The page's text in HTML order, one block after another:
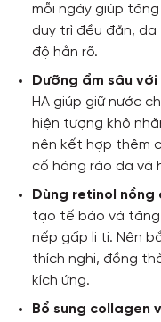
mỗi ngày giúp
duy trì đều đặn,
độ hằn rõ.
Dưỡng ẩm sâu
HA giúp giữ nước
hiện tượng khô
nên kết hợp thêm
cố hàng rào da và
Dùng retinol nồng
tạo tế bào và tăng
nếp gấp li ti. Nên
thích nghi, đồng
kích ứng.
Bổ sung collagen